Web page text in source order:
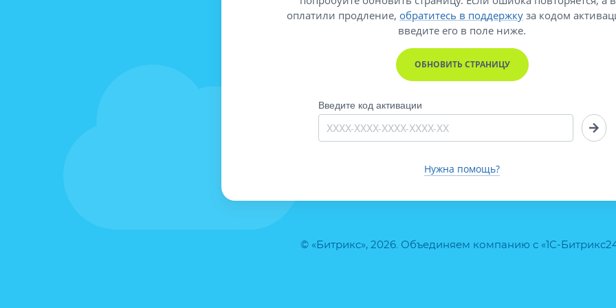
© «Битрикс», 2026. Объединяем компанию с «1С-
оплатили продление, обратитесь в поддержку за кодом
введите его в поле ниже.
ОБНОВИТЬ СТРАНИЦУ
Введите код активации
Нужна помощь?